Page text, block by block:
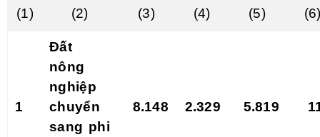
(1) (2) (3) (4) (5)
1
Đất
nông
nghiệp
chuyển
sang phi
8.148 2.329 5.819